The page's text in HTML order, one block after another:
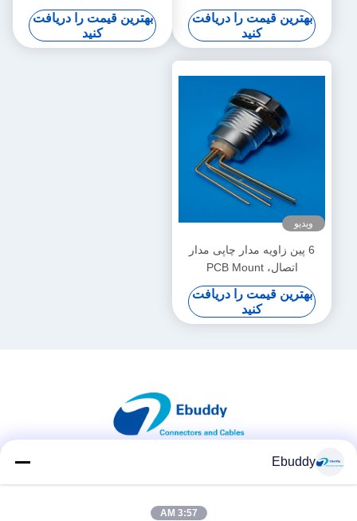
Pull Socket ECG.2B.326
بهترین قیمت را دریافت
کنید
بهترین قیمت را دریافت
کنید
ویدیو
6 پین زاویه مدار چاپی مدار
اتصال، PCB Mount
Connector
بهترین قیمت را دریافت
کنید
Ebuddy
3:57 AM